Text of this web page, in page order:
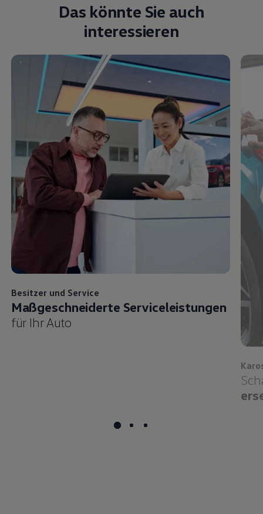
Das könnte Sie auch
interessieren
Besitzer und Service
Maßgeschneiderte Serviceleistungen
für Ihr Auto